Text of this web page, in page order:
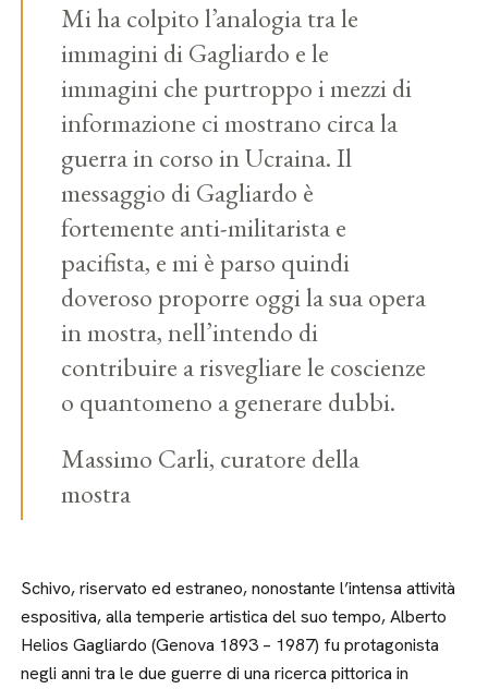
Mi ha colpito l’analogia tra le
immagini di Gagliardo e le
immagini che purtroppo i mezzi di
informazione ci mostrano circa la
guerra in corso in Ucraina.Il
messaggio di Gagliardo è
fortemente anti-militarista e
pacifista, e mi è parso quindi
doveroso proporre oggi la sua opera
in mostra, nell’intendo di
contribuire a risvegliare le coscienze
o quantomeno a generare dubbi.
Massimo Carli, curatore della
mostra
Schivo, riservato ed estraneo, nonostante l’intensa attività
espositiva, alla temperie artistica del suo tempo, Alberto
Helios Gagliardo (Genova 1893 – 1987) fu protagonista
negli anni tra le due guerre di una ricerca pittorica in